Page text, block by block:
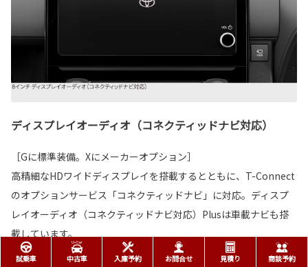
ディスプレイオーディオ（コネクティッドナビ対応）
［Gに標準装備。Xにメーカーオプション］
高精細なHDワイドディスプレイを搭載するとともに、T-Connect
のオプションサービス「コネクティッドナビ」に対応。ディスプ
レイオーディオ（コネクティッドナビ対応）Plusは車載ナビも搭
載しています。
試乗車 中古車 入庫予約 お問合せ 見積り 商談予約